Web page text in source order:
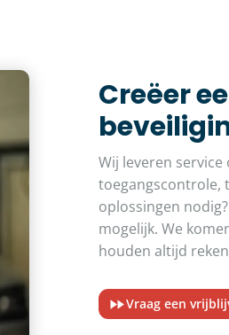
Creëer
Wij leveren
toegangscontrole,
oplossingen
mogelijk. We
houden altijd
Vraag een